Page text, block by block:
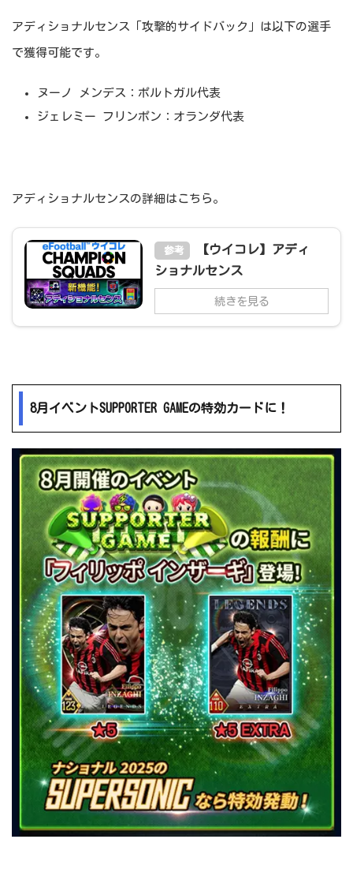
アディショナルセンス「攻撃的サイドバック」は以下の選手
で獲得可能です。
ヌーノ メンデス：ポルトガル代表
ジェレミー フリンポン：オランダ代表
アディショナルセンスの詳細はこちら。
参考
【ウイコレ】アディ
ショナルセンス
続きを見る
8月イベントSUPPORTER GAMEの特効カードに！